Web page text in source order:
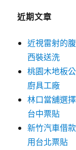
近期文章
近視雷射的
西裝送洗
桃園木地板
廚具工廠
林口當舖選
台中票貼
新竹汽車借
用台北票貼